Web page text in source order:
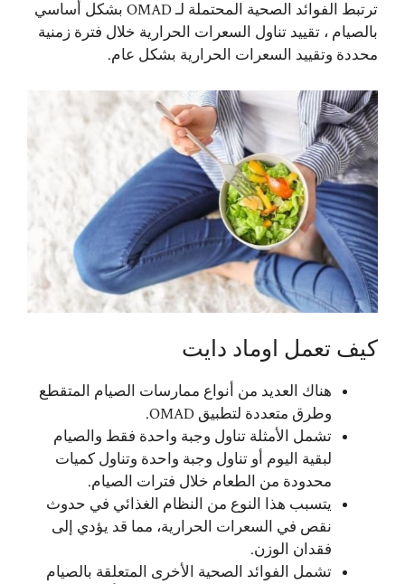
ترتبط الفوائد الصحية المحتملة لـ OMAD بشكل أساسي
بالصيام ، تقييد تناول السعرات الحرارية خلال فترة زمنية
محددة وتقييد السعرات الحرارية بشكل عام.
كيف تعمل اوماد دايت
هناك العديد من أنواع ممارسات الصيام المتقطع
وطرق متعددة لتطبيق OMAD.
تشمل الأمثلة تناول وجبة واحدة فقط والصيام
لبقية اليوم أو تناول وجبة واحدة وتناول كميات
محدودة من الطعام خلال فترات الصيام.
يتسبب هذا النوع من النظام الغذائي في حدوث
نقص في السعرات الحرارية، مما قد يؤدي إلى
فقدان الوزن.
تشمل الفوائد الصحية الأخرى المتعلقة بالصيام